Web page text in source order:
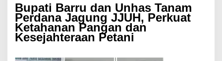
Bupati Barru dan Unhas Tanam
Perdana Jagung JJUH, Perkuat
Ketahanan Pangan dan
Kesejahteraan Petani